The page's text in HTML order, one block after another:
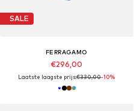
SALE
FERRAGAMO
€296,00
Laatste laagste prijs:€330,00-10%